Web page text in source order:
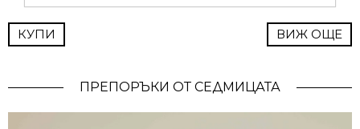
КУПИ ВИЖ ОЩЕ
ПРЕПОРЪКИ ОТ СЕДМИЦАТА